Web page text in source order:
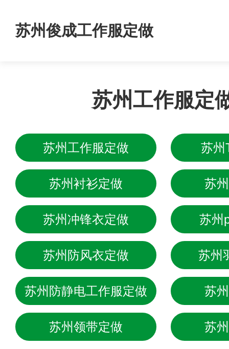
苏州俊成工作服定做
苏州工作服定
苏州工作服定做 苏州
苏州衬衫定做 苏
苏州冲锋衣定做 苏州
苏州防风衣定做 苏州
苏州防静电工作服定做 苏
苏州领带定做 苏